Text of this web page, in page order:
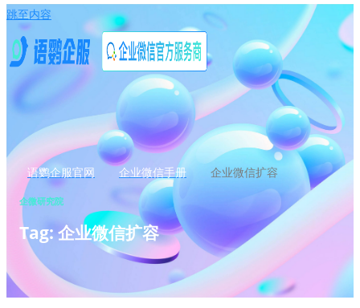
跳至内容
语鹦企服官网 企业微信手册 企业微信扩容
企微研究院
Tag: 企业微信扩容